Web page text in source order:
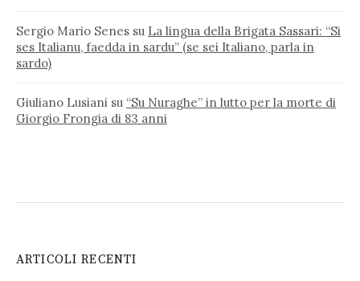
Sergio Mario Senes su La lingua della Brigata Sassari: “Si
ses Italianu, faedda in sardu” (se sei Italiano, parla in
sardo)
Giuliano Lusiani su “Su Nuraghe” in lutto per la morte di
Giorgio Frongia di 83 anni
ARTICOLI RECENTI